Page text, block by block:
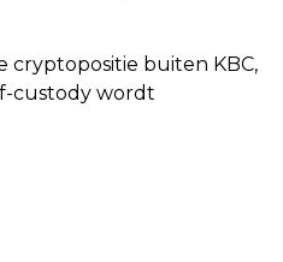
cryptopositie buiten KBC,
custody wordt